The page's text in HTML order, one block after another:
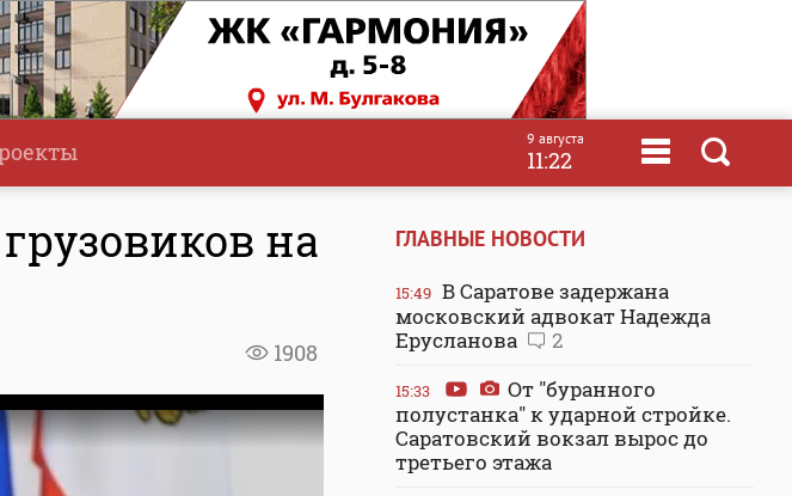
9 августа
11:22
на
1908
ГЛАВНЫЕ НОВОСТИ
15:49 В Саратове задержана
московский адвокат Надежда
Ерусланова
2
15:33
От "буранного
полустанка" к ударной стройке.
Саратовский вокзал вырос до
третьего этажа